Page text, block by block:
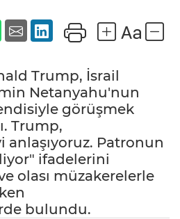
Trump, İsrail
Netanyahu'nun
görüşmek
Trump,
anlaşıyoruz. Patronun
ifadelerini
olası müzakerelerle
bulundu.